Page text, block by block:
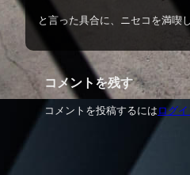
と言った具合に、ニセコを満喫
コメントを残す
コメントを投稿するには ログ